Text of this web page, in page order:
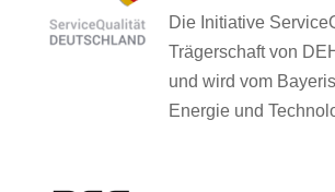
Die Initiative
Trägerschaft von
und wird vom
Energie und